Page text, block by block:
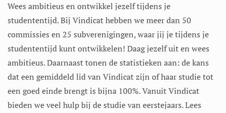
Wees ambitieus en ontwikkel jezelf tijdens je
studententijd. Bij Vindicat hebben we meer dan 50
commissies en 25 subverenigingen, waar jij je tijdens je
studententijd kunt ontwikkelen! Daag jezelf uit en wees
ambitieus. Daarnaast tonen de statistieken aan: de kans
dat een gemiddeld lid van Vindicat zijn of haar studie tot
een goed einde brengt is bijna 100%. Vanuit Vindicat
bieden we veel hulp bij de studie van eerstejaars. Lees